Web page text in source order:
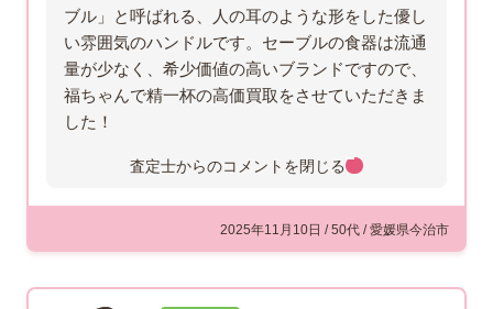
ブル」と呼ばれる、人の耳のような形をした優し
い雰囲気のハンドルです。セーブルの食器は流通
量が少なく、希少価値の高いブランドですので、
福ちゃんで精一杯の高価買取をさせていただきま
した！
査定士からのコメントを閉じる
2025年11月10日 / 50代 / 愛媛県今治市